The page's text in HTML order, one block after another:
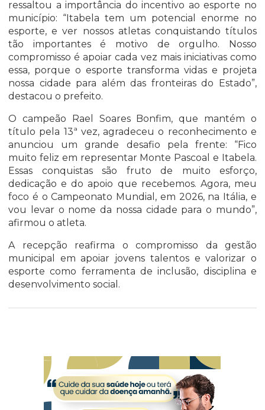
ressaltou a importância do incentivo ao esporte no
município: “Itabela tem um potencial enorme no
esporte, e ver nossos atletas conquistando títulos
tão importantes é motivo de orgulho. Nosso
compromisso é apoiar cada vez mais iniciativas como
essa, porque o esporte transforma vidas e projeta
nossa cidade para além das fronteiras do Estado”,
destacou o prefeito.
O campeão Rael Soares Bonfim, que mantém o
título pela 13ª vez, agradeceu o reconhecimento e
anunciou um grande desafio pela frente: “Fico
muito feliz em representar Monte Pascoal e Itabela.
Essas conquistas são fruto de muito esforço,
dedicação e do apoio que recebemos. Agora, meu
foco é o Campeonato Mundial, em 2026, na Itália, e
vou levar o nome da nossa cidade para o mundo”,
afirmou o atleta.
A recepção reafirma o compromisso da gestão
municipal em apoiar jovens talentos e valorizar o
esporte como ferramenta de inclusão, disciplina e
desenvolvimento social.